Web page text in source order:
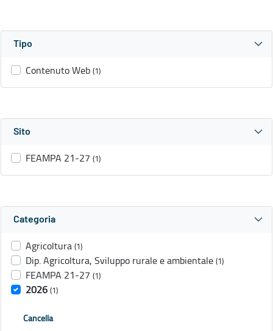
Tipo
Contenuto Web (1)
Sito
FEAMPA 21-27 (1)
Categoria
Agricoltura (1)
Dip. Agricoltura, Sviluppo rurale e ambientale (1)
FEAMPA 21-27 (1)
2026 (1)
Cancella